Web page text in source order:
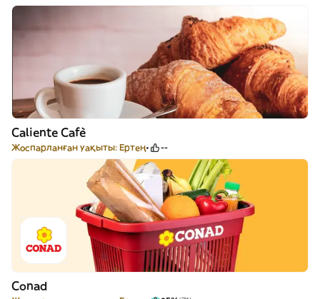
Caliente Cafè
Жоспарланған уақыты: Ертең --
Conad